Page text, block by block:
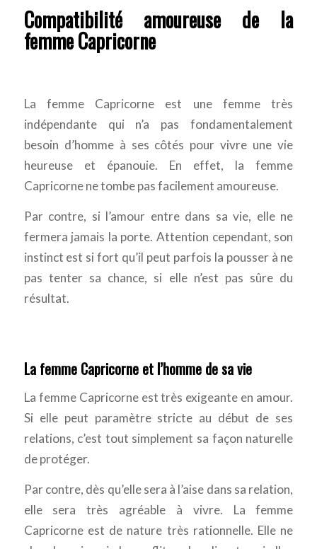
Compatibilité amoureuse de la
femme Capricorne
La femme Capricorne est une femme très
indépendante qui n’a pas fondamentalement
besoin d’homme à ses côtés pour vivre une vie
heureuse et épanouie. En effet, la femme
Capricorne ne tombe pas facilement amoureuse.
Par contre, si l’amour entre dans sa vie, elle ne
fermera jamais la porte. Attention cependant, son
instinct est si fort qu’il peut parfois la pousser à ne
pas tenter sa chance, si elle n’est pas sûre du
résultat.
La femme Capricorne et l’homme de sa vie
La femme Capricorne est très exigeante en amour.
Si elle peut paramètre stricte au début de ses
relations, c’est tout simplement sa façon naturelle
de protéger.
Par contre, dès qu’elle sera à l’aise dans sa relation,
elle sera très agréable à vivre. La femme
Capricorne est de nature très rationnelle. Elle ne